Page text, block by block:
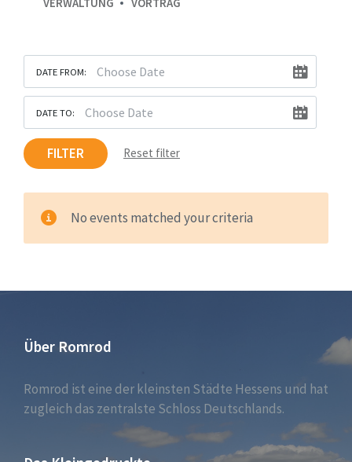
DATE FROM:
DATE TO:
FILTER Reset filter
No events matched your criteria
Über Romrod
Romrod ist eine der kleinsten Städte Hessens und hat
zugleich das zentralste Schloss Deutschlands.